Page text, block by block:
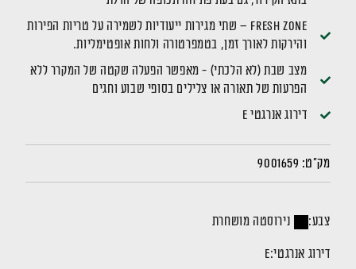
Fresh Zone – שתי מגירות ייעודיות לשמירה על טריות הפירות
והירקות לאורך זמן, בטמפרטורה ולחות אופטימליות.
מצב שבת (לא הלכתי) - מאפשר הפעלה שקטה של המקרר ללא
הפרעות של תאורה או צלילים בסופי שבוע וחגים
דירוג אנרגטי E
מק"ט: 9001659
צבע: נירוסטה מושחרת
דירוג אנרגטי:E